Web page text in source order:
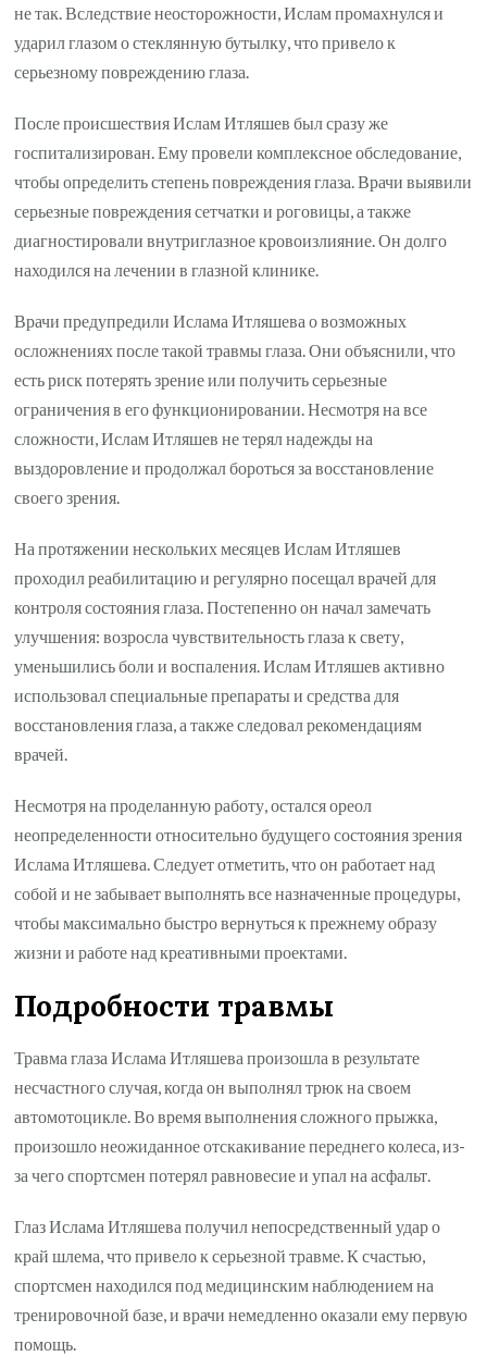
не так. Вследствие неосторожности, Ислам промахнулся и
ударил глазом о стеклянную бутылку, что привело к
серьезному повреждению глаза.
После происшествия Ислам Итляшев был сразу же
госпитализирован. Ему провели комплексное обследование,
чтобы определить степень повреждения глаза. Врачи выявили
серьезные повреждения сетчатки и роговицы, а также
диагностировали внутриглазное кровоизлияние. Он долго
находился на лечении в глазной клинике.
Врачи предупредили Ислама Итляшева о возможных
осложнениях после такой травмы глаза. Они объяснили, что
есть риск потерять зрение или получить серьезные
ограничения в его функционировании. Несмотря на все
сложности, Ислам Итляшев не терял надежды на
выздоровление и продолжал бороться за восстановление
своего зрения.
На протяжении нескольких месяцев Ислам Итляшев
проходил реабилитацию и регулярно посещал врачей для
контроля состояния глаза. Постепенно он начал замечать
улучшения: возросла чувствительность глаза к свету,
уменьшились боли и воспаления. Ислам Итляшев активно
использовал специальные препараты и средства для
восстановления глаза, а также следовал рекомендациям
врачей.
Несмотря на проделанную работу, остался ореол
неопределенности относительно будущего состояния зрения
Ислама Итляшева. Следует отметить, что он работает над
собой и не забывает выполнять все назначенные процедуры,
чтобы максимально быстро вернуться к прежнему образу
жизни и работе над креативными проектами.
Подробности травмы
Травма глаза Ислама Итляшева произошла в результате
несчастного случая, когда он выполнял трюк на своем
автомотоцикле. Во время выполнения сложного прыжка,
произошло неожиданное отскакивание переднего колеса, из-
за чего спортсмен потерял равновесие и упал на асфальт.
Глаз Ислама Итляшева получил непосредственный удар о
край шлема, что привело к серьезной травме. К счастью,
спортсмен находился под медицинским наблюдением на
тренировочной базе, и врачи немедленно оказали ему первую
помощь.